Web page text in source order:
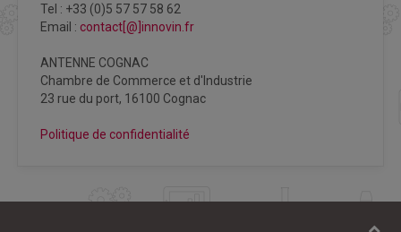
Tel : +33 (0)5 57 57 58 62
Email : contact[@]innovin.fr
ANTENNE COGNAC
Chambre de Commerce et d'Industrie
23 rue du port, 16100 Cognac
Politique de confidentialité